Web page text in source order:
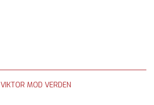
VIKTOR MOD VERDEN